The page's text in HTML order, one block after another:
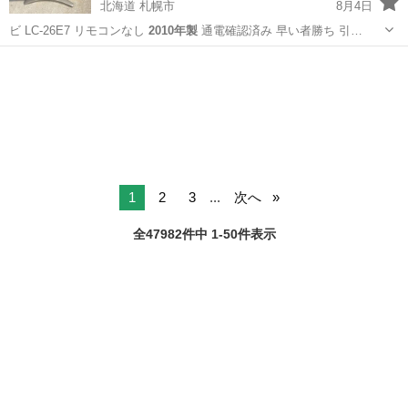
北海道 札幌市
8月4日
ビ LC-26E7 リモコンなし 2010年製 通電確認済み 早い者勝ち 引…
1 2 3 ... 次へ
全47982件中 1-50件表示